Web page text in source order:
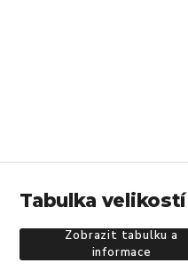
Tabulka velikostí
Zobrazit tabulku a
informace